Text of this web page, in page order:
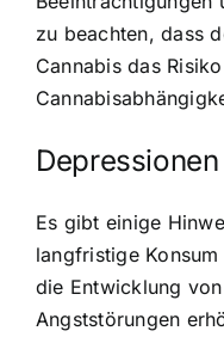
zu beachten, dass
Cannabis das
Es gibt einige
langfristige
die Entwicklung
Angststörungen